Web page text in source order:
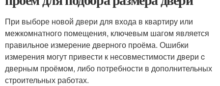
При выборе новой двери для входа в квартиру или
межкомнатного помещения, ключевым шагом является
правильное измерение дверного проёма. Ошибки
измерения могут привести к несовместимости двери c
дверным проёмом, либо потребности в дополнительных
строительных работах.